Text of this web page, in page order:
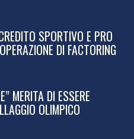
SPORTIVO E PRO
DI FACTORING
MERITA DI ESSERE
OLIMPICO